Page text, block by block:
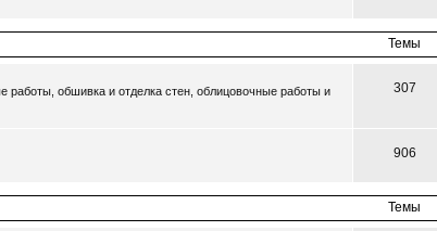
Темы
обшивка и отделка стен, облицовочные работы и
307
906
Темы